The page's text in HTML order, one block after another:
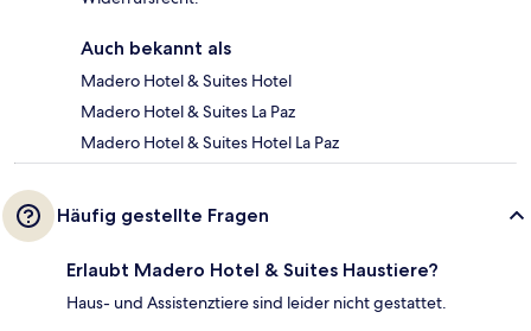
Auch bekannt als
Madero Hotel & Suites Hotel
Madero Hotel & Suites La Paz
Madero Hotel & Suites Hotel La Paz
Häufig gestellte Fragen
Erlaubt Madero Hotel & Suites Haustiere?
Haus- und Assistenztiere sind leider nicht gestattet.